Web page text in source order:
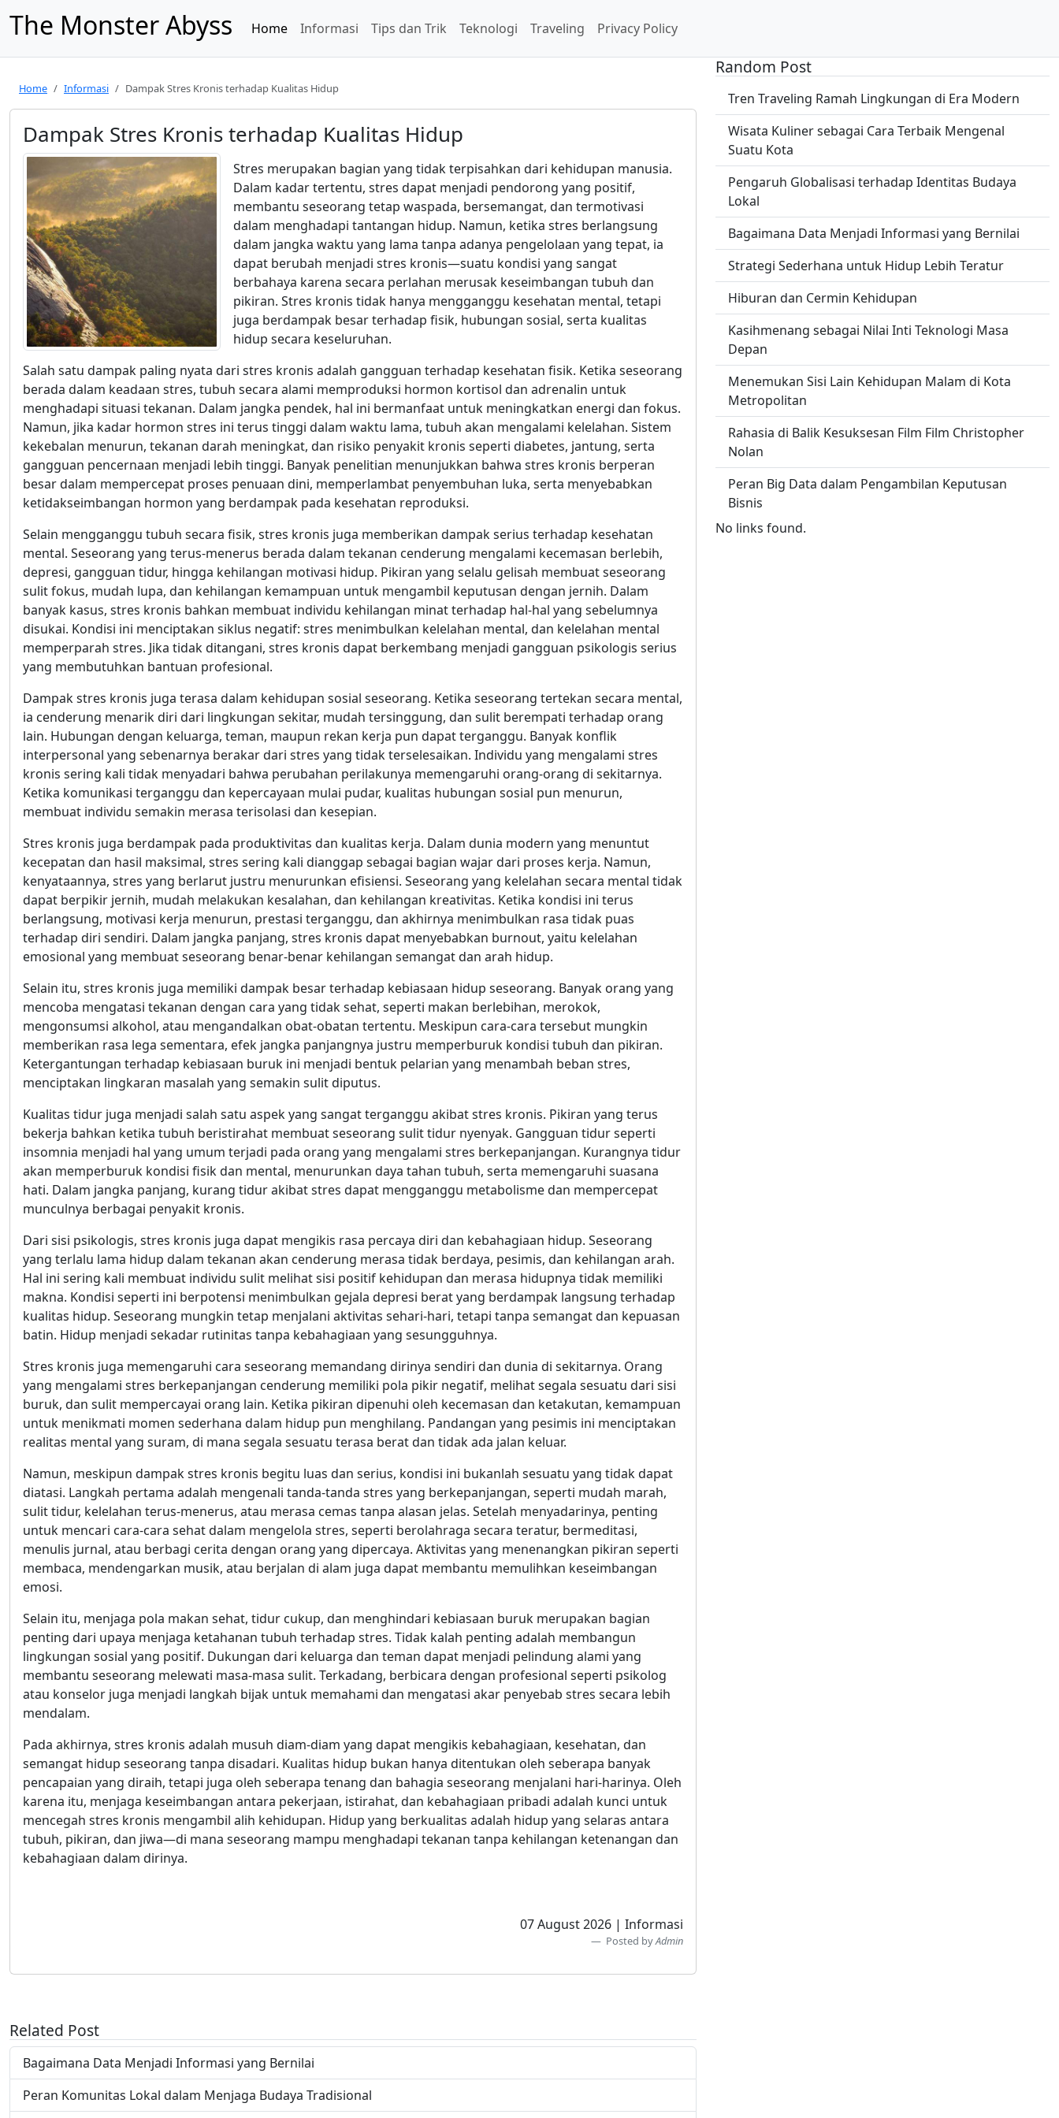
The Monster Abyss Home Informasi Tips dan Trik Teknologi Traveling Privacy Policy
Home Informasi Dampak Stres Kronis terhadap Kualitas Hidup
Dampak Stres Kronis terhadap Kualitas Hidup
Stres merupakan bagian yang tidak terpisahkan dari kehidupan manusia.
Dalam kadar tertentu, stres dapat menjadi pendorong yang positif,
membantu seseorang tetap waspada, bersemangat, dan termotivasi
dalam menghadapi tantangan hidup. Namun, ketika stres berlangsung
dalam jangka waktu yang lama tanpa adanya pengelolaan yang tepat, ia
dapat berubah menjadi stres kronis—suatu kondisi yang sangat
berbahaya karena secara perlahan merusak keseimbangan tubuh dan
pikiran. Stres kronis tidak hanya mengganggu kesehatan mental, tetapi
juga berdampak besar terhadap fisik, hubungan sosial, serta kualitas
hidup secara keseluruhan.
Salah satu dampak paling nyata dari stres kronis adalah gangguan terhadap kesehatan fisik. Ketika seseorang
berada dalam keadaan stres, tubuh secara alami memproduksi hormon kortisol dan adrenalin untuk
menghadapi situasi tekanan. Dalam jangka pendek, hal ini bermanfaat untuk meningkatkan energi dan fokus.
Namun, jika kadar hormon stres ini terus tinggi dalam waktu lama, tubuh akan mengalami kelelahan. Sistem
kekebalan menurun, tekanan darah meningkat, dan risiko penyakit kronis seperti diabetes, jantung, serta
gangguan pencernaan menjadi lebih tinggi. Banyak penelitian menunjukkan bahwa stres kronis berperan
besar dalam mempercepat proses penuaan dini, memperlambat penyembuhan luka, serta menyebabkan
ketidakseimbangan hormon yang berdampak pada kesehatan reproduksi.
Selain mengganggu tubuh secara fisik, stres kronis juga memberikan dampak serius terhadap kesehatan
mental. Seseorang yang terus-menerus berada dalam tekanan cenderung mengalami kecemasan berlebih,
depresi, gangguan tidur, hingga kehilangan motivasi hidup. Pikiran yang selalu gelisah membuat seseorang
sulit fokus, mudah lupa, dan kehilangan kemampuan untuk mengambil keputusan dengan jernih. Dalam
banyak kasus, stres kronis bahkan membuat individu kehilangan minat terhadap hal-hal yang sebelumnya
disukai. Kondisi ini menciptakan siklus negatif: stres menimbulkan kelelahan mental, dan kelelahan mental
memperparah stres. Jika tidak ditangani, stres kronis dapat berkembang menjadi gangguan psikologis serius
yang membutuhkan bantuan profesional.
Dampak stres kronis juga terasa dalam kehidupan sosial seseorang. Ketika seseorang tertekan secara mental,
ia cenderung menarik diri dari lingkungan sekitar, mudah tersinggung, dan sulit berempati terhadap orang
lain. Hubungan dengan keluarga, teman, maupun rekan kerja pun dapat terganggu. Banyak konflik
interpersonal yang sebenarnya berakar dari stres yang tidak terselesaikan. Individu yang mengalami stres
kronis sering kali tidak menyadari bahwa perubahan perilakunya memengaruhi orang-orang di sekitarnya.
Ketika komunikasi terganggu dan kepercayaan mulai pudar, kualitas hubungan sosial pun menurun,
membuat individu semakin merasa terisolasi dan kesepian.
Stres kronis juga berdampak pada produktivitas dan kualitas kerja. Dalam dunia modern yang menuntut
kecepatan dan hasil maksimal, stres sering kali dianggap sebagai bagian wajar dari proses kerja. Namun,
kenyataannya, stres yang berlarut justru menurunkan efisiensi. Seseorang yang kelelahan secara mental tidak
dapat berpikir jernih, mudah melakukan kesalahan, dan kehilangan kreativitas. Ketika kondisi ini terus
berlangsung, motivasi kerja menurun, prestasi terganggu, dan akhirnya menimbulkan rasa tidak puas
terhadap diri sendiri. Dalam jangka panjang, stres kronis dapat menyebabkan burnout, yaitu kelelahan
emosional yang membuat seseorang benar-benar kehilangan semangat dan arah hidup.
Selain itu, stres kronis juga memiliki dampak besar terhadap kebiasaan hidup seseorang. Banyak orang yang
mencoba mengatasi tekanan dengan cara yang tidak sehat, seperti makan berlebihan, merokok,
mengonsumsi alkohol, atau mengandalkan obat-obatan tertentu. Meskipun cara-cara tersebut mungkin
memberikan rasa lega sementara, efek jangka panjangnya justru memperburuk kondisi tubuh dan pikiran.
Ketergantungan terhadap kebiasaan buruk ini menjadi bentuk pelarian yang menambah beban stres,
menciptakan lingkaran masalah yang semakin sulit diputus.
Kualitas tidur juga menjadi salah satu aspek yang sangat terganggu akibat stres kronis. Pikiran yang terus
bekerja bahkan ketika tubuh beristirahat membuat seseorang sulit tidur nyenyak. Gangguan tidur seperti
insomnia menjadi hal yang umum terjadi pada orang yang mengalami stres berkepanjangan. Kurangnya tidur
akan memperburuk kondisi fisik dan mental, menurunkan daya tahan tubuh, serta memengaruhi suasana
hati. Dalam jangka panjang, kurang tidur akibat stres dapat mengganggu metabolisme dan mempercepat
munculnya berbagai penyakit kronis.
Dari sisi psikologis, stres kronis juga dapat mengikis rasa percaya diri dan kebahagiaan hidup. Seseorang
yang terlalu lama hidup dalam tekanan akan cenderung merasa tidak berdaya, pesimis, dan kehilangan arah.
Hal ini sering kali membuat individu sulit melihat sisi positif kehidupan dan merasa hidupnya tidak memiliki
makna. Kondisi seperti ini berpotensi menimbulkan gejala depresi berat yang berdampak langsung terhadap
kualitas hidup. Seseorang mungkin tetap menjalani aktivitas sehari-hari, tetapi tanpa semangat dan kepuasan
batin. Hidup menjadi sekadar rutinitas tanpa kebahagiaan yang sesungguhnya.
Stres kronis juga memengaruhi cara seseorang memandang dirinya sendiri dan dunia di sekitarnya. Orang
yang mengalami stres berkepanjangan cenderung memiliki pola pikir negatif, melihat segala sesuatu dari sisi
buruk, dan sulit mempercayai orang lain. Ketika pikiran dipenuhi oleh kecemasan dan ketakutan, kemampuan
untuk menikmati momen sederhana dalam hidup pun menghilang. Pandangan yang pesimis ini menciptakan
realitas mental yang suram, di mana segala sesuatu terasa berat dan tidak ada jalan keluar.
Namun, meskipun dampak stres kronis begitu luas dan serius, kondisi ini bukanlah sesuatu yang tidak dapat
diatasi. Langkah pertama adalah mengenali tanda-tanda stres yang berkepanjangan, seperti mudah marah,
sulit tidur, kelelahan terus-menerus, atau merasa cemas tanpa alasan jelas. Setelah menyadarinya, penting
untuk mencari cara-cara sehat dalam mengelola stres, seperti berolahraga secara teratur, bermeditasi,
menulis jurnal, atau berbagi cerita dengan orang yang dipercaya. Aktivitas yang menenangkan pikiran seperti
membaca, mendengarkan musik, atau berjalan di alam juga dapat membantu memulihkan keseimbangan
emosi.
Selain itu, menjaga pola makan sehat, tidur cukup, dan menghindari kebiasaan buruk merupakan bagian
penting dari upaya menjaga ketahanan tubuh terhadap stres. Tidak kalah penting adalah membangun
lingkungan sosial yang positif. Dukungan dari keluarga dan teman dapat menjadi pelindung alami yang
membantu seseorang melewati masa-masa sulit. Terkadang, berbicara dengan profesional seperti psikolog
atau konselor juga menjadi langkah bijak untuk memahami dan mengatasi akar penyebab stres secara lebih
mendalam.
Pada akhirnya, stres kronis adalah musuh diam-diam yang dapat mengikis kebahagiaan, kesehatan, dan
semangat hidup seseorang tanpa disadari. Kualitas hidup bukan hanya ditentukan oleh seberapa banyak
pencapaian yang diraih, tetapi juga oleh seberapa tenang dan bahagia seseorang menjalani hari-harinya. Oleh
karena itu, menjaga keseimbangan antara pekerjaan, istirahat, dan kebahagiaan pribadi adalah kunci untuk
mencegah stres kronis mengambil alih kehidupan. Hidup yang berkualitas adalah hidup yang selaras antara
tubuh, pikiran, dan jiwa—di mana seseorang mampu menghadapi tekanan tanpa kehilangan ketenangan dan
kebahagiaan dalam dirinya.
07 August 2026 | Informasi
Posted byAdmin
Related Post
Bagaimana Data Menjadi Informasi yang Bernilai
Peran Komunitas Lokal dalam Menjaga Budaya Tradisional
Random Post
Tren Traveling Ramah Lingkungan di Era Modern
Wisata Kuliner sebagai Cara Terbaik Mengenal
Suatu Kota
Pengaruh Globalisasi terhadap Identitas Budaya
Lokal
Bagaimana Data Menjadi Informasi yang Bernilai
Strategi Sederhana untuk Hidup Lebih Teratur
Hiburan dan Cermin Kehidupan
Kasihmenang sebagai Nilai Inti Teknologi Masa
Depan
Menemukan Sisi Lain Kehidupan Malam di Kota
Metropolitan
Rahasia di Balik Kesuksesan Film Film Christopher
Nolan
Peran Big Data dalam Pengambilan Keputusan
Bisnis
No links found.